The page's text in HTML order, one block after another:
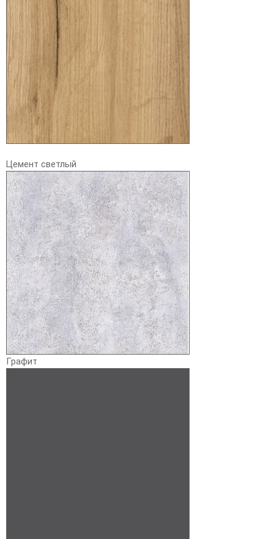
Цемент светлый
Графит